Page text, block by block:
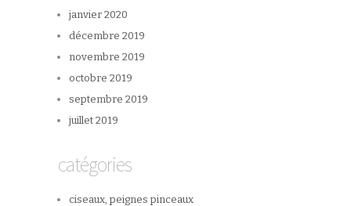
janvier 2020
décembre 2019
novembre 2019
octobre 2019
septembre 2019
juillet 2019
catégories
ciseaux, peignes pinceaux